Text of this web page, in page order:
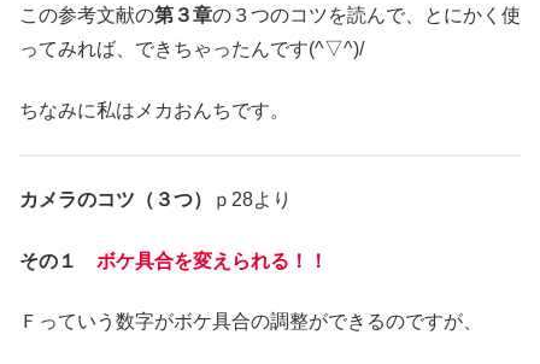
この参考文献の第３章の３つのコツを読んで、とにかく使
ってみれば、できちゃったんです(^▽^)/
ちなみに私はメカおんちです。
カメラのコツ（３つ） ｐ28より
その１ ボケ具合を変えられる！！
Ｆっていう数字がボケ具合の調整ができるのですが、